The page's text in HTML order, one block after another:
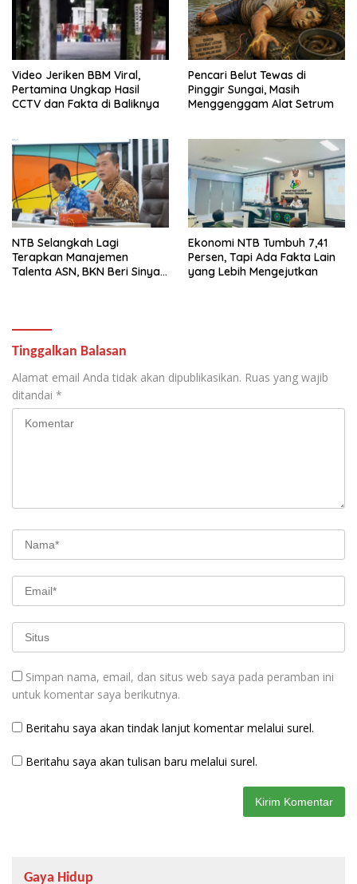
Video Jeriken BBM Viral,
Pertamina Ungkap Hasil
CCTV dan Fakta di Baliknya
Pencari Belut Tewas di
Pinggir Sungai, Masih
Menggenggam Alat Setrum
NTB Selangkah Lagi
Terapkan Manajemen
Talenta ASN, BKN Beri Sinyal
Ekonomi NTB Tumbuh 7,41
Persen, Tapi Ada Fakta Lain
yang Lebih Mengejutkan
Tinggalkan Balasan
Alamat email Anda tidak akan dipublikasikan. Ruas yang wajib
ditandai *
Simpan nama, email, dan situs web saya pada peramban ini
untuk komentar saya berikutnya.
Beritahu saya akan tindak lanjut komentar melalui surel.
Beritahu saya akan tulisan baru melalui surel.
Gaya Hidup